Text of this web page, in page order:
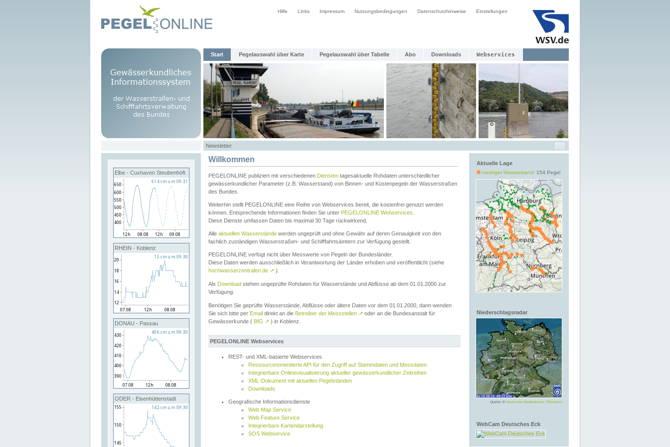
Hilfe Links Impressum Nutzungsbedingungen Datenschutzhinweise Einstellungen
Start Pegelauswahl über Karte Pegelauswahl über Tabelle Abo Downloads Webservices
Newsletter
Elbe - Cuxhaven Steubenhöft
RHEIN - Koblenz
DONAU - Passau
ODER - Eisenhüttenstadt
Aktuelle Lage
niedriger Wasserstand: 154 Pegel
Niederschlagsradar
Quelle: © Deutscher Wetterdienst, Offenbach
WebCam Deutsches Eck
Willkommen
PEGELONLINE publiziert mit verschiedenen Diensten tagesaktuelle Rohdaten unterschiedlicher
gewässerkundlicher Parameter (z.B. Wasserstand) von Binnen- und Küstenpegeln der Wasserstraßen
des Bundes.
Weiterhin stellt PEGELONLINE eine Reihe von Webservices bereit, die kostenfrei genutzt werden
können. Entsprechende Informationen finden Sie unter PEGELONLINE Webservices
Diese Dienste umfassen Daten bis maximal 30 Tage rückwirkend.
Alle aktuellen Wasserstände werden ungeprüft und ohne Gewähr auf deren Genauigkeit von den
fachlich zuständigen Wasserstraßen- und Schifffahrtsämtern zur Verfügung gestellt.
PEGELONLINE verfügt nicht über Messwerte von Pegeln der Bundesländer.
Diese Daten werden ausschließlich in Verantwortung der Länder erhoben und veröffentlicht (siehe
hochwasserzentralen.de ↗ ).
Als Download stehen ungeprüfte Rohdaten für Wasserstände und Abflüsse ab dem 01.01.2000 zur
Verfügung.
Benötigen Sie geprüfte Wasserstände, Abflüsse oder ältere Daten vor dem 01.01.2000, dann wenden
Sie sich bitte per Email direkt an die Betreiber der Messstellen ↗ oder an die Bundesanstalt für
Gewässerkunde ( BfG ↗ ) in Koblenz.
PEGELONLINE Webservices
REST- und XML-basierte Webservices
Ressourcenorientierte API für den Zugriff auf Stammdaten und Messdaten.
Integrierbare Onlinevisualisierung aktueller gewässerkundlicher Zeitreihen
XML-Dokument mit aktuellen Pegelständen
Downloads
Geografische Informationsdienste
Web Map Service
Web Feature Service
Integrierbare Kartendarstellung
SOS Webservice